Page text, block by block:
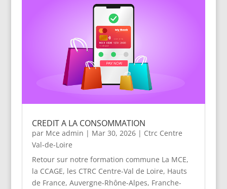
CREDIT A LA CONSOMMATION
par Mce admin | Mar 30, 2026| Ctrc Centre
Val-de-Loire
Retour sur notre formation commune La MCE,
la CCAGE, les CTRC Centre-Val de Loire, Hauts
de France, Auvergne-Rhône-Alpes, Franche-